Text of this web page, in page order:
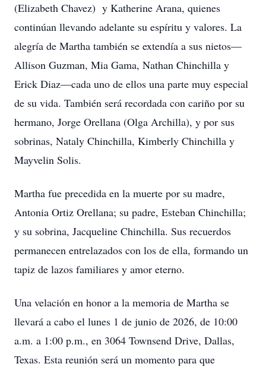
(Elizabeth Chavez) y Katherine Arana, quienes
continúan llevando adelante su espíritu y valores. La
alegría de Martha también se extendía a sus nietos—
Allison Guzman, Mia Gama, Nathan Chinchilla y
Erick Diaz—cada uno de ellos una parte muy especial
de su vida. También será recordada con cariño por su
hermano, Jorge Orellana (Olga Archilla), y por sus
sobrinas, Nataly Chinchilla, Kimberly Chinchilla y
Mayvelin Solis.
Martha fue precedida en la muerte por su madre,
Antonia Ortiz Orellana; su padre, Esteban Chinchilla;
y su sobrina, Jacqueline Chinchilla. Sus recuerdos
permanecen entrelazados con los de ella, formando un
tapiz de lazos familiares y amor eterno.
Una velación en honor a la memoria de Martha se
llevará a cabo el lunes 1 de junio de 2026, de 10:00
a.m. a 1:00 p.m., en 3064 Townsend Drive, Dallas,
Texas. Esta reunión será un momento para que